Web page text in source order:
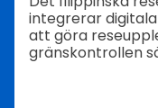
integrerar
att göra
gränskontrollen